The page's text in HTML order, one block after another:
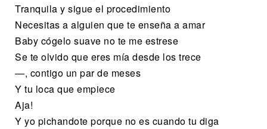
Tranquila y sigue el procedimiento
Necesitas a alguien que te enseña a amar
Baby cógelo suave no te me estrese
Se te olvido que eres mía desde los trece
—, contigo un par de meses
Y tu loca que empiece
Aja!
Y yo pichandote porque no es cuando tu diga